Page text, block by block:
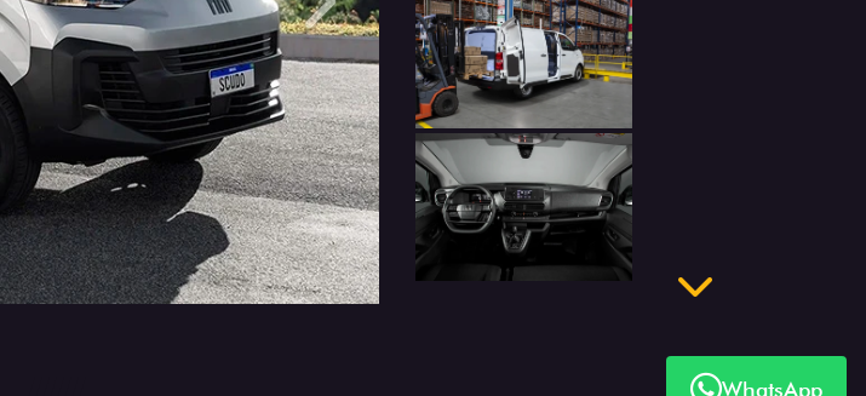
Próximo
WhatsApp